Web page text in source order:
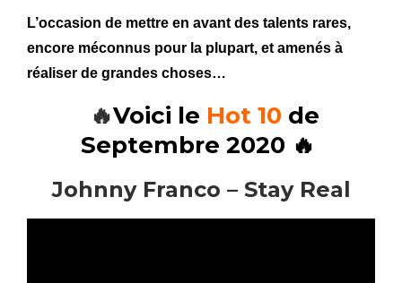
L’occasion de mettre en avant des talents rares,
encore méconnus pour la plupart, et amenés à
réaliser de grandes choses…
🔥Voici le Hot 10 de
Septembre 2020 🔥
Johnny Franco – Stay Real